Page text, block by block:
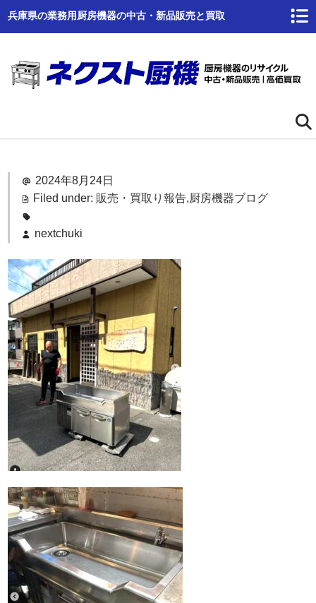
兵庫県の業務用厨房機器の中古・新品販売と買取
ネクスト厨機とは
商品一覧
高価買取
商品倉庫
Q&A
事業案内
ブログ
お問い合わせ
2024年8月24日
Filed under: 販売・買取り報告,厨房機器ブログ
nextchuki